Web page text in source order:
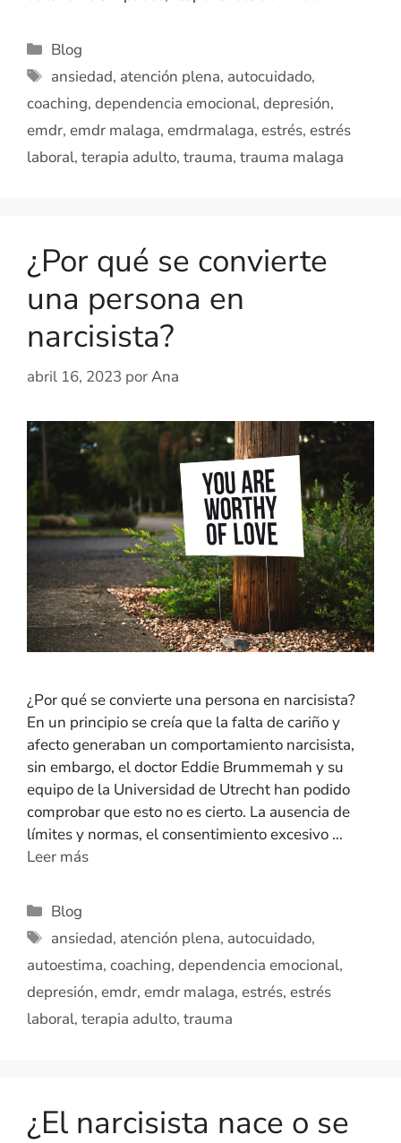
Blog
ansiedad, atención plena, autocuidado,
coaching, dependencia emocional, depresión,
emdr, emdr malaga, emdrmalaga, estrés, estrés
laboral, terapia adulto, trauma, trauma malaga
¿Por qué se convierte
una persona en
narcisista?
abril 16, 2023 porAna
¿Por qué se convierte una persona en narcisista?
En un principio se creía que la falta de cariño y
afecto generaban un comportamiento narcisista,
sin embargo, el doctor Eddie Brummemah y su
equipo de la Universidad de Utrecht han podido
comprobar que esto no es cierto. La ausencia de
límites y normas, el consentimiento excesivo …
Leer más
Blog
ansiedad, atención plena, autocuidado,
autoestima, coaching, dependencia emocional,
depresión, emdr, emdr malaga, estrés, estrés
laboral, terapia adulto, trauma
¿El narcisista nace o se